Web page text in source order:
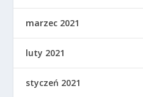
marzec 2021
luty 2021
styczeń 2021